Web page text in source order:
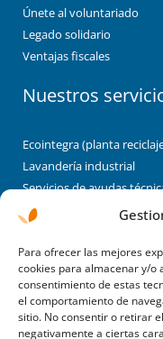
Para ofrecer las mejores
cookies para almacenar y/o
consentimiento de estas
el comportamiento de
sitio. No consentir o retirar
negativamente a ciertas
Únete al voluntariado
Legado solidario
Ventajas fiscales
Nuestros
Ecointegra (planta reciclaje
Lavandería industrial
Servicios de ayudas
Brigadas de limpieza y
Enclaves
Albergues